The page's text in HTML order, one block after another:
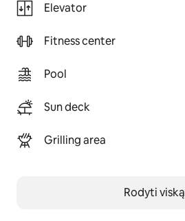
Elevator
Fitness center
Pool
Sun deck
Grilling area
Rodyti viską